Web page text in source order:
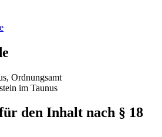
Ordnungsamt
im Taunus
den Inhalt nach § 18